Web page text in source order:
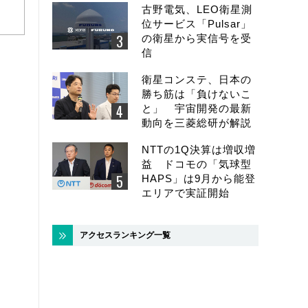
古野電気、LEO衛星測
位サービス「Pulsar」
の衛星から実信号を受
信
衛星コンステ、日本の
勝ち筋は「負けないこ
と」 宇宙開発の最新
動向を三菱総研が解説
NTTの1Q決算は増収増
益 ドコモの「気球型
HAPS」は9月から能登
エリアで実証開始
アクセスランキング一覧